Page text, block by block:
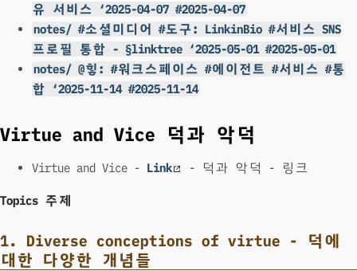
유 서비스 ‘2025-04-07 #2025-04-07
notes/ #소셜미디어 #도구: LinkinBio #서비스 SNS
프로필 통합 - §linktree ‘2025-05-01 #2025-05-01
notes/ @힣: #워크스페이스 #에이전트 #서비스 #통
합 ‘2025-11-14 #2025-11-14
Virtue and Vice 덕과 악덕
Virtue and Vice - Link - 덕과 악덕 - 링크
Topics 주제
1. Diverse conceptions of virtue - 덕에
대한 다양한 개념들